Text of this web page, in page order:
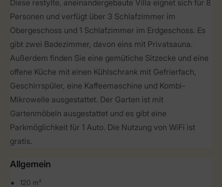
Diese restylte, aneinandergebaute Villa eignet sich für 8
Personen und verfügt über 3 Schlafzimmer im
Obergeschoss und 1 Schlafzimmer im Erdgeschoss. Es
gibt zwei Badezimmer, davon eins mit Privatsauna.
Außerdem finden Sie eine gemütiche Sitzecke und eine
offene Küche mit einen Kühlschrank mit Gefrierfach,
Geschirrspüler, eine Kaffeemaschine und Kombi-
Mikrowelle ausgestattet. Der Garten ist mit
Gartenmöbeln ausgestattet und es gibt eine
Parkmöglichkeit für 1 Auto. Die Nutzung von WiFi ist
gratis.
Allgemein
120 m²